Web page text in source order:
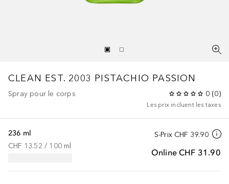
CLEAN EST. 2003 PISTACHIO PASSION
Spray pour le corps 0 (0)
Les prix incluent les taxes
S-Prix CHF 39.90
Online CHF 31.90
236 ml
CHF 13.52 / 100 ml